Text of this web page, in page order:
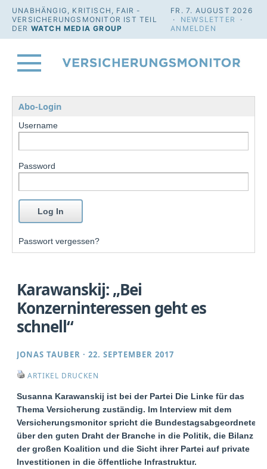
UNABHÄNGIG, KRITISCH, FAIR -
VERSICHERUNGSMONITOR IST TEIL
DER WATCH MEDIA GROUP
FR. 7. AUGUST 2026
· NEWSLETTER
·
ANMELDEN
Abo-Login
Username
Password
Passwort vergessen?
Karawanskij: „Bei
Konzerninteressen geht es
schnell“
JONAS TAUBER ·22. SEPTEMBER 2017
ARTIKEL DRUCKEN
Susanna Karawanskij ist bei der Partei Die Linke für das
Thema Versicherung zuständig. Im Interview mit dem
Versicherungsmonitor spricht die Bundestagsabgeordnete
über den guten Draht der Branche in die Politik, die Bilanz
der großen Koalition und die Sicht ihrer Partei auf private
Investitionen in die öffentliche Infrastruktur.